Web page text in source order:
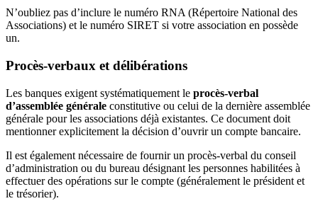
N’oubliez pas d’inclure le numéro RNA (Répertoire National des
Associations) et le numéro SIRET si votre association en possède
un.
Procès-verbaux et délibérations
Les banques exigent systématiquement le procès-verbal
d’assemblée générale constitutive ou celui de la dernière assemblée
générale pour les associations déjà existantes. Ce document doit
mentionner explicitement la décision d’ouvrir un compte bancaire.
Il est également nécessaire de fournir un procès-verbal du conseil
d’administration ou du bureau désignant les personnes habilitées à
effectuer des opérations sur le compte (généralement le président et
le trésorier).